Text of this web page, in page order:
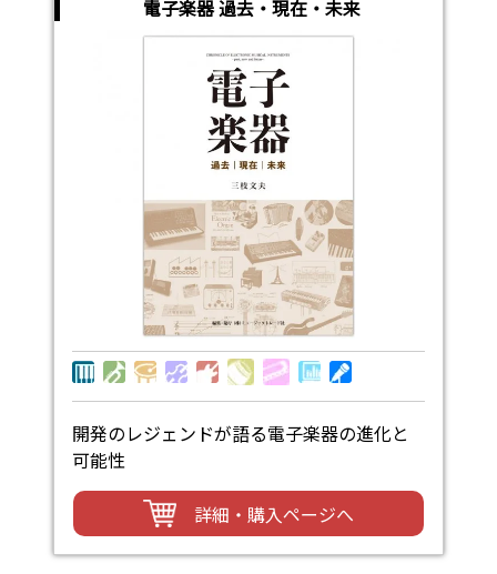
電子楽器 過去・現在・未来
開発のレジェンドが語る電子楽器の進化と
可能性
詳細・購入ページへ